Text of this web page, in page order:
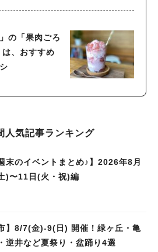
の「果肉ごろ
、おすすめ
人気記事ランキング
末のイベントまとめ♪】2026年8月
)〜11日(火・祝)編
】8/7(金)‐9(日) 開催！緑ヶ丘・亀
逆井など夏祭り・盆踊り4選